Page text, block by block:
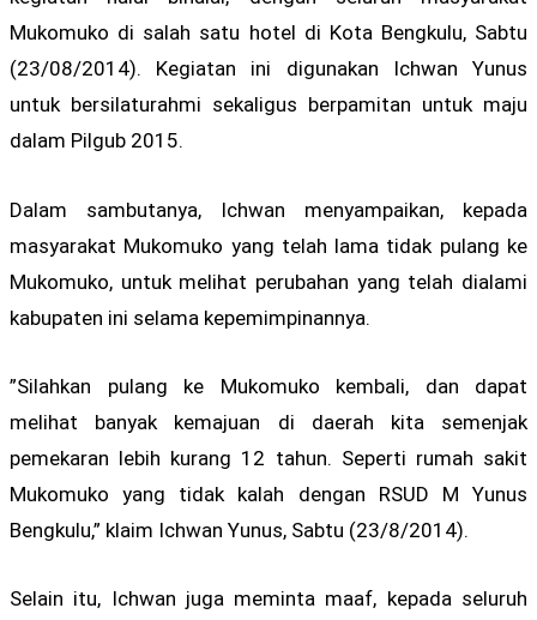
Mukomuko di salah satu hotel di Kota Bengkulu, Sabtu
(23/08/2014). Kegiatan ini digunakan Ichwan Yunus
untuk bersilaturahmi sekaligus berpamitan untuk maju
dalam Pilgub 2015.
Dalam sambutanya, Ichwan menyampaikan, kepada
masyarakat Mukomuko yang telah lama tidak pulang ke
Mukomuko, untuk melihat perubahan yang telah dialami
kabupaten ini selama kepemimpinannya.
”Silahkan pulang ke Mukomuko kembali, dan dapat
melihat banyak kemajuan di daerah kita semenjak
pemekaran lebih kurang 12 tahun. Seperti rumah sakit
Mukomuko yang tidak kalah dengan RSUD M Yunus
Bengkulu,” klaim Ichwan Yunus, Sabtu (23/8/2014).
Selain itu, Ichwan juga meminta maaf, kepada seluruh